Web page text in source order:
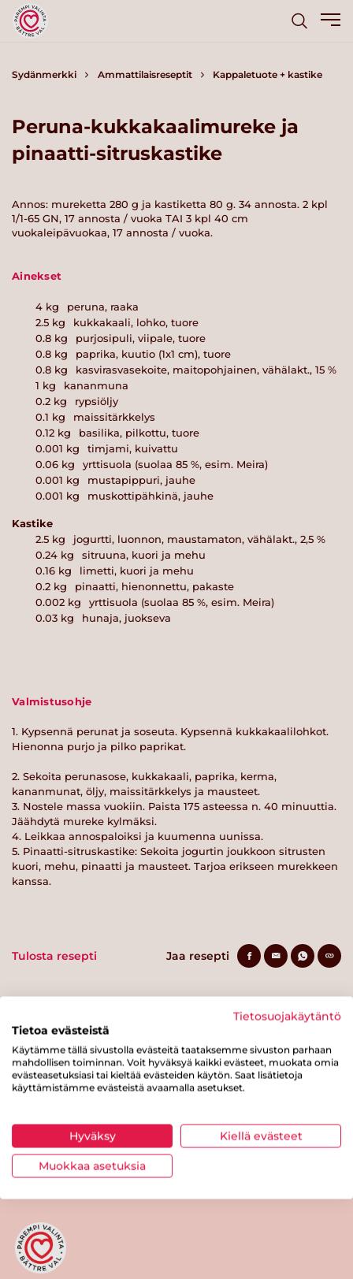
Sydänmerkki Ammattilaisreseptit Kappaletuote + kastike
Peruna-kukkakaalimureke ja
pinaatti-sitruskastike
Annos: mureketta 280 g ja kastiketta 80 g. 34 annosta. 2 kpl
1/1-65 GN, 17 annosta / vuoka TAI 3 kpl 40 cm
vuokaleipävuokaa, 17 annosta / vuoka.
Ainekset
4 kg
peruna, raaka
2.5 kg
kukkakaali, lohko, tuore
0.8 kg
purjosipuli, viipale, tuore
0.8 kg
paprika, kuutio (1x1 cm), tuore
0.8 kg
kasvirasvasekoite, maitopohjainen, vähälakt., 15 %
1 kg
kananmuna
0.2 kg
rypsiöljy
0.1 kg
maissitärkkelys
0.12 kg
basilika, pilkottu, tuore
0.001 kg
timjami, kuivattu
0.06 kg
yrttisuola (suolaa 85 %, esim. Meira)
0.001 kg
mustapippuri, jauhe
0.001 kg muskottipähkinä, jauhe
Kastike
2.5 kg
jogurtti, luonnon, maustamaton, vähälakt., 2,5 %
0.24 kg
sitruuna, kuori ja mehu
0.16 kg
limetti, kuori ja mehu
0.2 kg
pinaatti, hienonnettu, pakaste
0.002 kg
yrttisuola (suolaa 85 %, esim. Meira)
0.03 kg hunaja, juokseva
Valmistusohje
1. Kypsennä perunat ja soseuta. Kypsennä kukkakaalilohkot.
Hienonna purjo ja pilko paprikat.
2. Sekoita perunasose, kukkakaali, paprika, kerma,
kananmunat, öljy, maissitärkkelys ja mausteet.
3. Nostele massa vuokiin. Paista 175 asteessa n. 40 minuuttia.
Jäähdytä mureke kylmäksi.
4. Leikkaa annospaloiksi ja kuumenna uunissa.
5. Pinaatti-sitruskastike: Sekoita jogurtin joukkoon sitrusten
kuori, mehu, pinaatti ja mausteet. Tarjoa erikseen murekkeen
kanssa.
Tulosta resepti Jaa resepti
Tästä merkistä tunnistat
Sydänmerkki-tuotteen
Tietosuojakäytäntö
Tietoa evästeistä
Käytämme tällä sivustolla evästeitä taataksemme sivuston parhaan
mahdollisen toiminnan. Voit hyväksyä kaikki evästeet, muokata omia
evästeasetuksiasi tai kieltää evästeiden käytön. Saat lisätietoja
käyttämistämme evästeistä avaamalla asetukset.
Hyväksy Kiellä evästeet
Muokkaa asetuksia